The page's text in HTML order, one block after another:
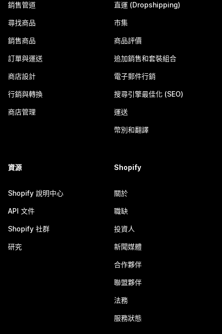
銷售管道
尋找商品
銷售商品
訂單與運送
商店設計
行銷與轉換
商店管理
直運 (Dropshipping)
市集
商品評價
追加銷售和套裝組合
電子郵件行銷
搜尋引擎最佳化 (SEO)
運送
幣別和翻譯
資源
Shopify 說明中心
API 文件
Shopify 社群
研究
Shopify
關於
職缺
投資人
新聞媒體
合作夥伴
聯盟夥伴
法務
服務狀態